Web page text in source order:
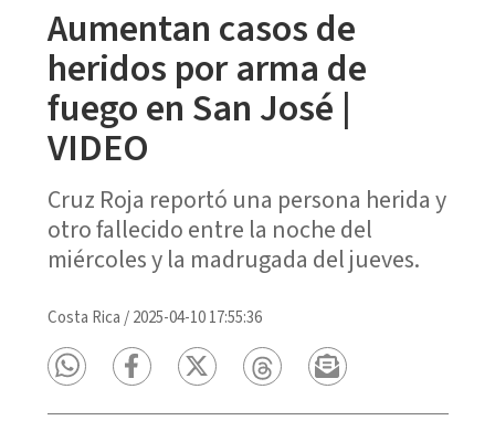
Aumentan casos de
heridos por arma de
fuego en San José |
VIDEO
Cruz Roja reportó una persona herida y
otro fallecido entre la noche del
miércoles y la madrugada del jueves.
Costa Rica /2025-04-10 17:55:36